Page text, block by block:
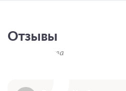
Отзывы
Всего 4 отзыва